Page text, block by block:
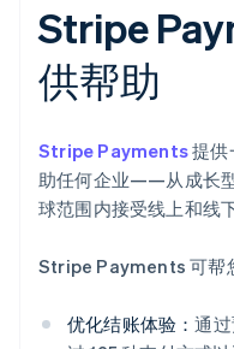
Stripe
供帮助
Stripe Payments提供
助任何企业——从成长
球范围内接受线上和线
Stripe Payments 可帮
优化结账体验：通